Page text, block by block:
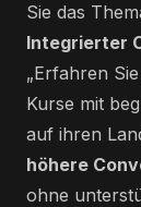
Sie das
Integrierter
„Erfahren
Kurse mit
auf ihren
höhere
ohne